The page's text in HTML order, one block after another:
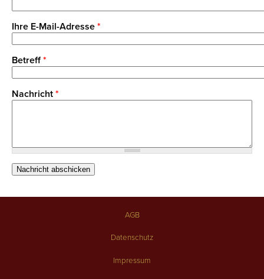
Ihre E-Mail-Adresse *
Betreff *
Nachricht *
AGB
Datenschutz
Impressum